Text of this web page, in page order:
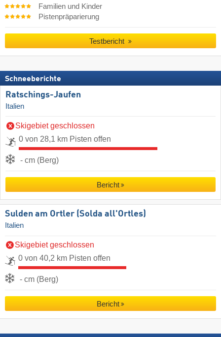
Familien und Kinder
Pistenpräparierung
Testbericht
Schneeberichte
Ratschings-Jaufen
Italien
Skigebiet geschlossen
0 von 28,1 km Pisten offen
- cm (Berg)
Bericht
Sulden am Ortler (Solda all'Ortles)
Italien
Skigebiet geschlossen
0 von 40,2 km Pisten offen
- cm (Berg)
Bericht